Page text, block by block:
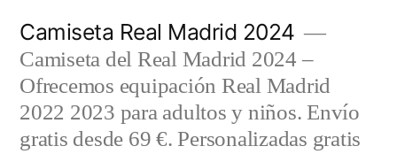
contenido
Camiseta Real Madrid 2024
Camiseta del Real Madrid 2024 –
Ofrecemos equipación Real Madrid
2022 2023 para adultos y niños. Envío
gratis desde 69 €. Personalizadas gratis